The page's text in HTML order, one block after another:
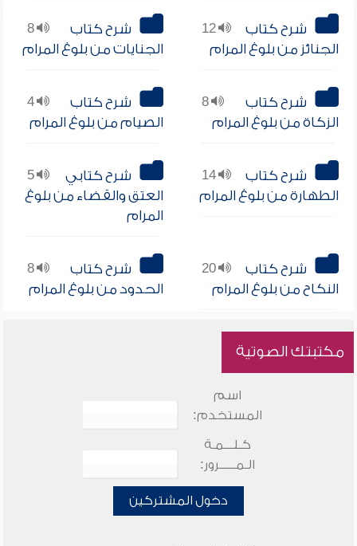
12
شرح كتاب
الجنائز من بلوغ المرام
8
شرح كتاب
الجنايات من بلوغ المرام
8
شرح كتاب
الزكاة من بلوغ المرام
4
شرح كتاب
الصيام من بلوغ المرام
14
شرح كتاب
الطهارة من بلوغ المرام
5
شرح كتابي
العتق والقضاء من بلوغ
المرام
20
شرح كتاب
النكاح من بلوغ المرام
8
شرح كتاب
الحدود من بلوغ المرام
مكتبتك الصوتية
اسم
المستخدم:
كـلـــمـة
الـمـــــرور:
دخول المشتركين